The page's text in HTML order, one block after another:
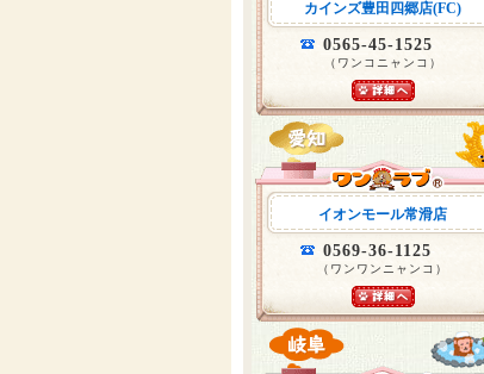
カインズ豊田四郷店(FC)
0565-45-1525
（ワンコニャンコ）
イオンモール常滑店
0569-36-1125
（ワンワンニャンコ）